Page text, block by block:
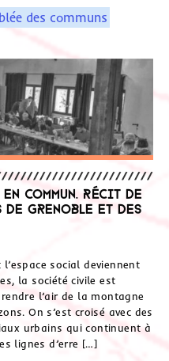
des communs
commun. Récit de
de Grenoble et des
social deviennent
la société civile est
l’air de la montagne
On s’est croisé avec des
urbains qui continuent à
lignes d’erre […]